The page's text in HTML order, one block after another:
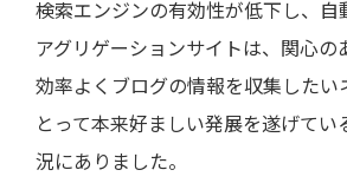
検索エンジンの有効性が低下し、自
アグリゲーションサイトは、関心の
効率よくブログの情報を収集したい
とって本来好ましい発展を遂げてい
況にありました。